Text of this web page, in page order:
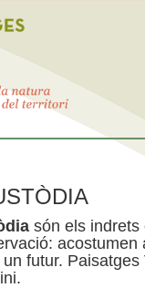
són els indrets
futur.